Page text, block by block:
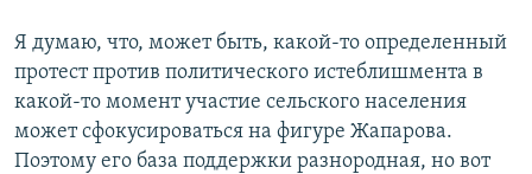
Я думаю, что, может быть, какой-то определенный
протест против политического истеблишмента в
какой-то момент участие сельского населения
может сфокусироваться на фигуре Жапарова.
Поэтому его база поддержки разнородная, но вот